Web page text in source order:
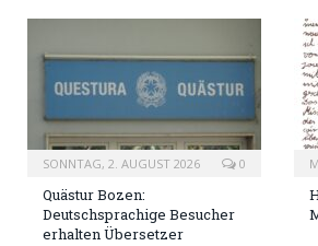
SONNTAG, 2. AUGUST 2026 0
Quästur Bozen:
Deutschsprachige Besucher
erhalten Übersetzer